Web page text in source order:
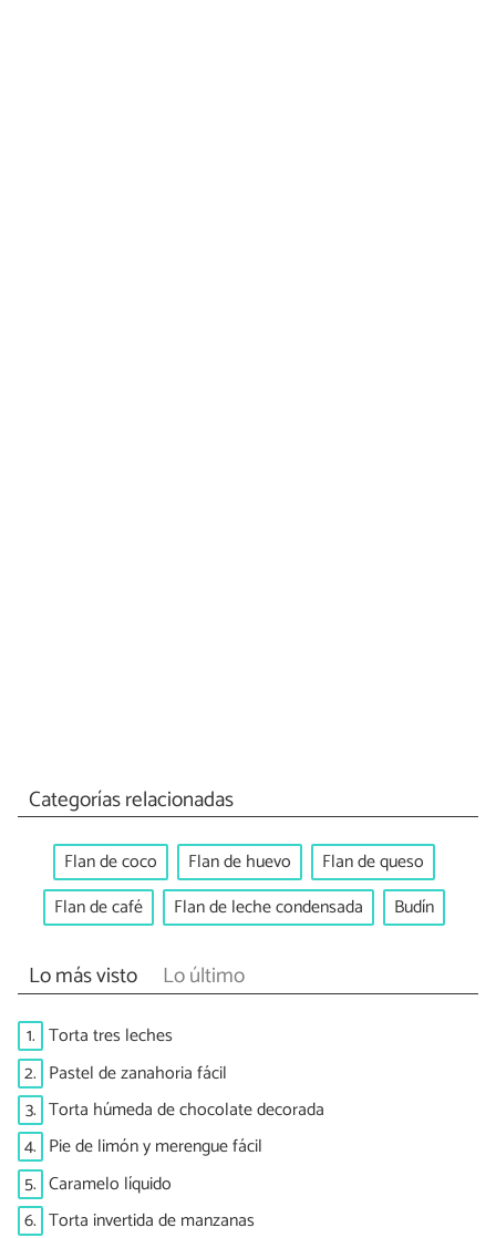
Categorías relacionadas
Flan de coco Flan de huevo
Flan de queso
Flan de café
Flan de leche condensada Budín
Lo más visto Lo último
1. Torta tres leches
2. Pastel de zanahoria fácil
3. Torta húmeda de chocolate decorada
4. Pie de limón y merengue fácil
5. Caramelo líquido
6. Torta invertida de manzanas